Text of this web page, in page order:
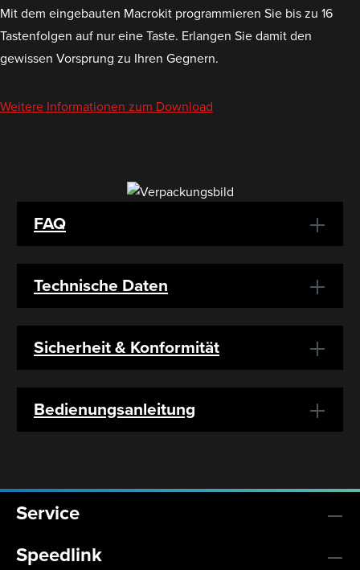
Mit dem eingebauten Macrokit programmieren Sie bis zu 16
Tastenfolgen auf nur eine Taste. Erlangen Sie damit den
gewissen Vorsprung zu Ihren Gegnern.
Weitere Informationen zum Download
FAQ
Technische Daten
Sicherheit & Konformität
Bedienungsanleitung
Service
Speedlink